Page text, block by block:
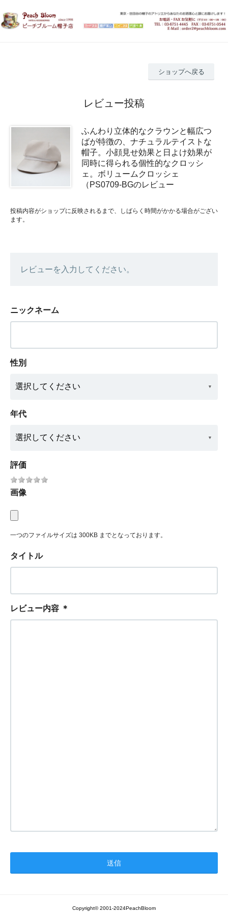
ショップへ戻る
レビュー投稿
ふんわり立体的なクラウンと幅広つ
ばが特徴の、ナチュラルテイストな
帽子。小顔見せ効果と日よけ効果が
同時に得られる個性的なクロッシ
ェ。ボリュームクロッシェ
（PS0709-BGのレビュー
投稿内容がショップに反映されるまで、しばらく時間がかかる場合がござい
ます。
レビューを入力してください。
ニックネーム
性別
年代
評価
画像
一つのファイルサイズは 300KB までとなっております。
タイトル
レビュー内容 ＊
Copyright© 2001-2024PeachBloom